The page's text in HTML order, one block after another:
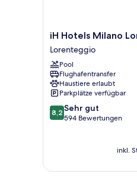
iH
Hotels
Milano
Lorenteggio
Lorenteggio
iH Hotels Milano
Lorenteggio
Pool
Flughafentransfer
Haustiere erlaubt
Parkplätze verfügbar
8.2
von
Bewertungen
8,2 Sehr gut
594 Bewertungen
inkl.